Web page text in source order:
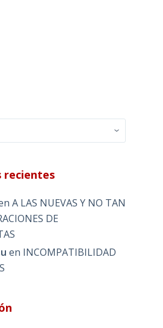
recientes
A LAS NUEVAS Y NO TAN
DE
en INCOMPATIBILIDAD